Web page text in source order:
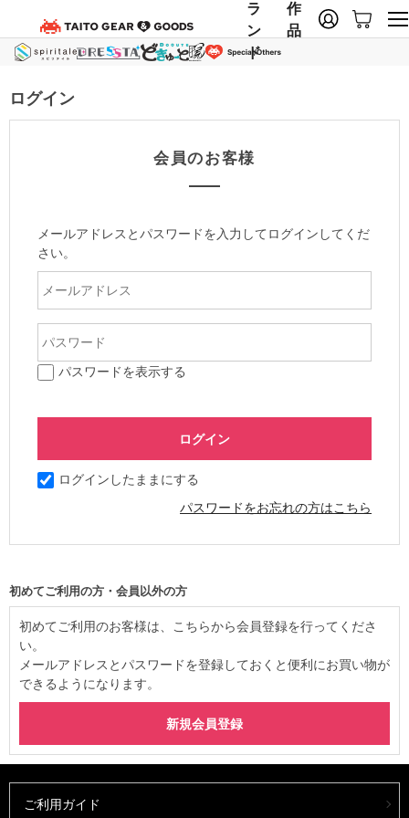
ラ
ン
ド
作
品
ログイン
会員のお客様
メールアドレスとパスワードを入力してログインしてくだ
さい。
パスワードを表示する
ログインしたままにする
パスワードをお忘れの方はこちら
初めてご利用の方・会員以外の方
初めてご利用のお客様は、こちらから会員登録を行ってくださ
い。
メールアドレスとパスワードを登録しておくと便利にお買い物が
できるようになります。
ご利用ガイド